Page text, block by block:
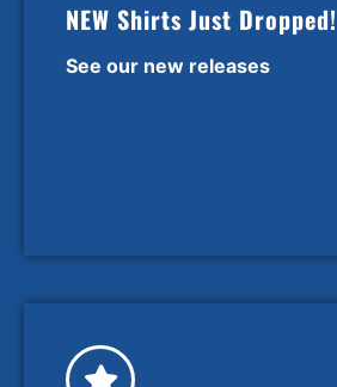
NEW Shirts Just Dropped!
See our new releases